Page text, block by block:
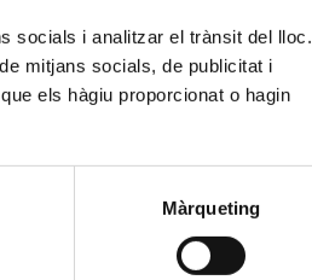
socials i analitzar el trànsit del lloc.
mitjans socials, de publicitat i
els hàgiu proporcionat o hagin
Màrqueting